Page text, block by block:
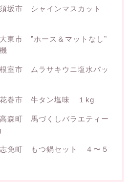
坂市 シャインマスカット
東市 ”ホース＆マットなし”
室市 ムラサキウニ塩水パッ
巻市 牛タン塩味 １kg
森町 馬づくしバラエティー
免町 もつ鍋セット ４〜５